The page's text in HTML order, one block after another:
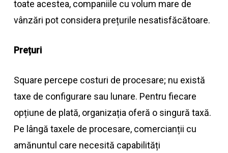
toate acestea, companiile cu volum mare de
vânzări pot considera prețurile nesatisfăcătoare.
Prețuri
Square percepe costuri de procesare; nu există
taxe de configurare sau lunare. Pentru fiecare
opțiune de plată, organizația oferă o singură taxă.
Pe lângă taxele de procesare, comercianții cu
amănuntul care necesită capabilități